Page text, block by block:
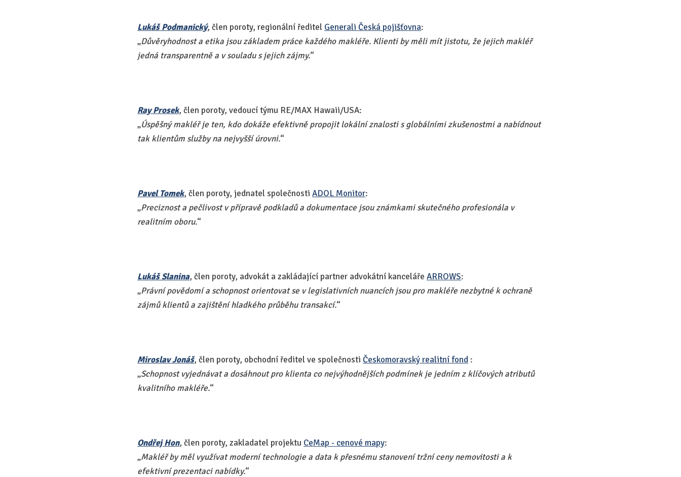
Lukáš Podmanický, člen poroty, regionální ředitel Generali Česká pojišťovna:
„​Důvěryhodnost a etika jsou základem práce každého makléře. Klienti by měli mít jistotu, že jejich makléř
jedná transparentně a v souladu s jejich zájmy.“​
Ray Prosek, člen poroty, vedoucí týmu RE/MAX Hawaii/USA:
„​Úspěšný makléř je ten, kdo dokáže efektivně propojit lokální znalosti s globálními zkušenostmi a nabídnout
tak klientům služby na nejvyšší úrovni.“​
Pavel Tomek, člen poroty, jednatel společnostiADOL Monitor:
„​Preciznost a pečlivost v přípravě podkladů a dokumentace jsou známkami skutečného profesionála v
realitním oboru.“​
Lukáš Slanina, člen poroty, advokát a zakládající partner advokátní kancelářeARROWS:
„​Právní povědomí a schopnost orientovat se v legislativních nuancích jsou pro makléře nezbytné k ochraně
zájmů klientů a zajištění hladkého průběhu transakcí.“​
Miroslav Jonáš, člen poroty, obchodní ředitel ve společnostiČeskomoravský realitní fond :
„​Schopnost vyjednávat a dosáhnout pro klienta co nejvýhodnějších podmínek je jedním z klíčových atributů
kvalitního makléře.“​
Ondřej Hon, člen poroty, zakladatel projektu CeMap - cenové mapy:
„​Makléř by měl využívat moderní technologie a data k přesnému stanovení tržní ceny nemovitosti a k
efektivní prezentaci nabídky.“​